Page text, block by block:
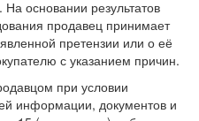
основании результатов
продавец принимает
претензии или о её
с указанием причин.
при условии
информации, документов и